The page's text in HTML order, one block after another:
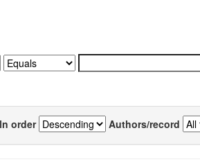
In order Authors/record